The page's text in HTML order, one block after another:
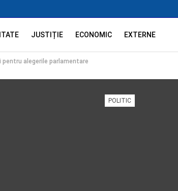
JUSTIȚIE ECONOMIC EXTERNE
alegerile parlamentare
POLITIC